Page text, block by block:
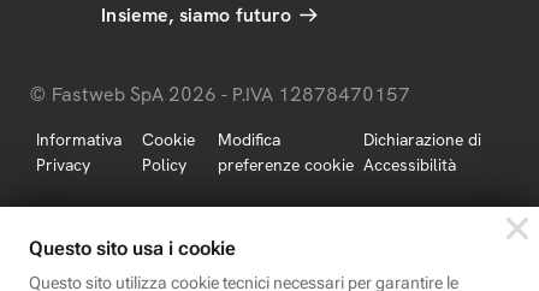
Insieme, siamo futuro
© Fastweb SpA 2026 - P.IVA 12878470157
Informativa
Privacy
Cookie
Policy
Modifica
preferenze cookie
Dichiarazione di
Accessibilità